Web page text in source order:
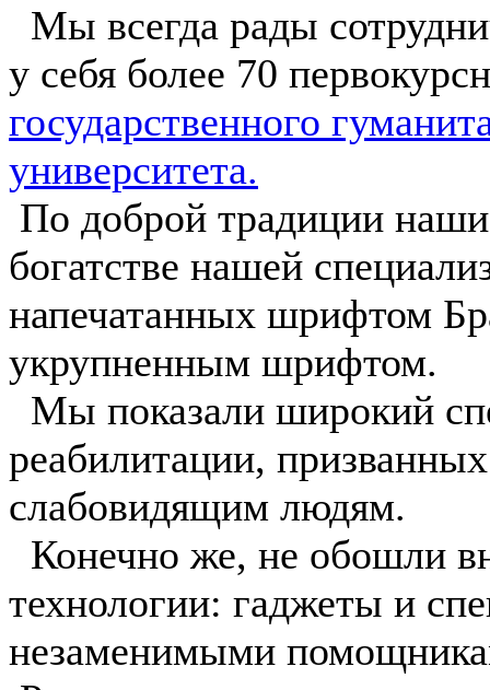
Мы всегда рады
у себя более 70
государственного
университета.
По доброй традиции
богатстве нашей
напечатанных шрифтом
укрупненным шрифтом.
️Мы показали широкий
реабилитации,
слабовидящим людям.
Конечно же, не обошли
технологии: гаджеты и
незаменимыми